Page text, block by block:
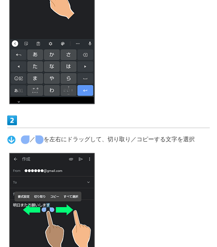
／ を左右にドラッグして、切り取り／コピーする文字を選択